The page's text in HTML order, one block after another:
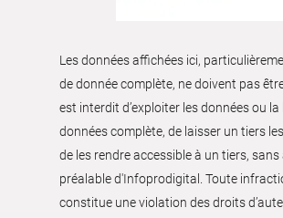
Les données affichées ici,
de donnée complète, ne doivent pas
est interdit d’exploiter les données ou la
données complète, de laisser un tiers
de les rendre accessible à un tiers, sans
préalable d'Infoprodigital. Toute
constitue une violation des droits